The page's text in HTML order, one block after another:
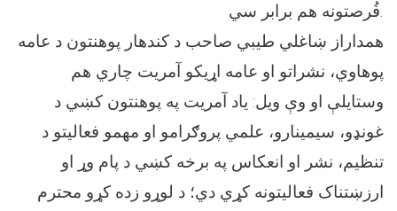
فُرصتونه هم برابر سي.
همداراز ښاغلي طیبي صاحب د کندهار پوهنتون د عامه
پوهاوي، نشراتو او عامه اړیکو آمریت چاري هم
وستایلې او وې ویل: یاد آمریت په پوهنتون کښي د
غونډو، سیمینارو، علمي پروګرامو او مهمو فعالیتو د
تنظیم، نشر او انعکاس په برخه کښي د پام وړ او
ارزښتناک فعالیتونه کړي دي؛ د لوړو زده‌ کړو محترم